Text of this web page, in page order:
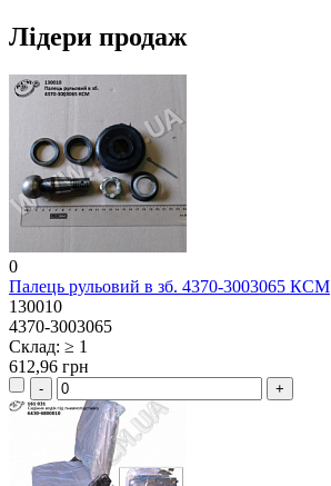
Лідери продаж
0
Палець рульовий в зб. 4370-3003065 КСМ
130010
4370-3003065
Склад: ≥ 1
612,96 грн